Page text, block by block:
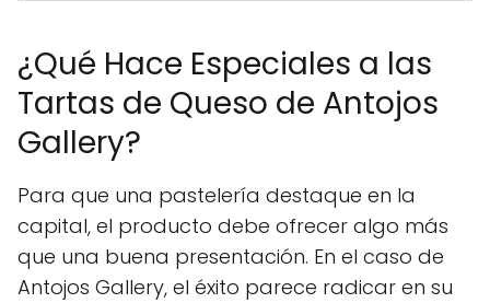
¿Qué Hace Especiales a las
Tartas de Queso de Antojos
Gallery?
Para que una pastelería destaque en la
capital, el producto debe ofrecer algo más
que una buena presentación. En el caso de
Antojos Gallery, el éxito parece radicar en su